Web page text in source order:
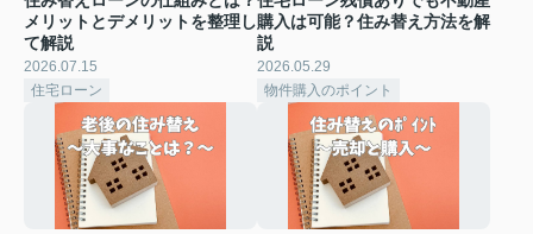
メリットとデメリットを整理し
て解説
2026.07.15
住宅ローン
購入は可能？住み替え方法を解
説
2026.05.29
物件購入のポイント